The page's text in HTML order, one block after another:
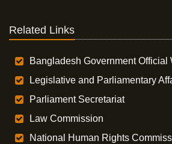
Related Links
Bangladesh Government Official
Legislative and Parliamentary
Parliament Secretariat
Law Commission
National Human Rights